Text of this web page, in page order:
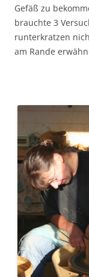
Gefäß zu
brauchte 3
runterkratzen
am Rande